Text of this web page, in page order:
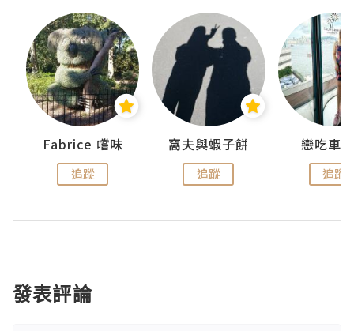
Fabrice 嚐味
追蹤
窩夫與蝦子餅
追蹤
戀吃車
追蹤
發表評論